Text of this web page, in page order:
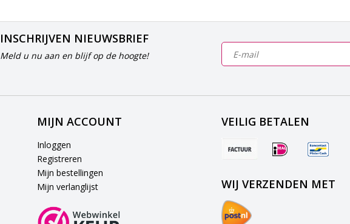
INSCHRIJVEN NIEUWSBRIEF
Meld u nu aan en blijf op de hoogte!
MIJN ACCOUNT
Inloggen
Registreren
Mijn bestellingen
Mijn verlanglijst
VEILIG BETALEN
WIJ VERZENDEN MET